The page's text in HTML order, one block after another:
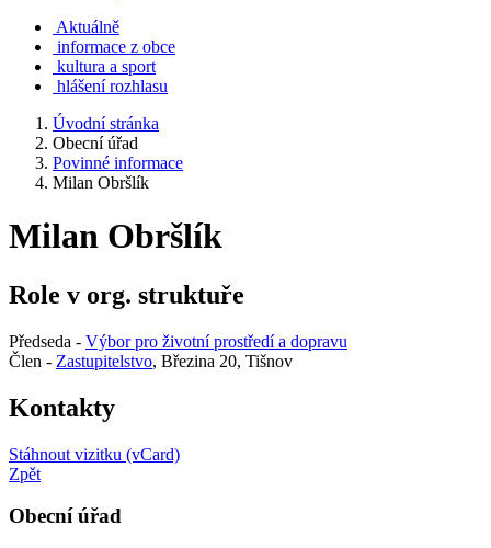
Aktuálně
informace z obce
kultura a sport
hlášení rozhlasu
Úvodní stránka
Obecní úřad
Povinné informace
Milan Obršlík
Milan Obršlík
Role v org. struktuře
Předseda - Výbor pro životní prostředí a dopravu
Člen - Zastupitelstvo, Březina 20, Tišnov
Kontakty
Stáhnout vizitku (vCard)
Zpět
Obecní úřad